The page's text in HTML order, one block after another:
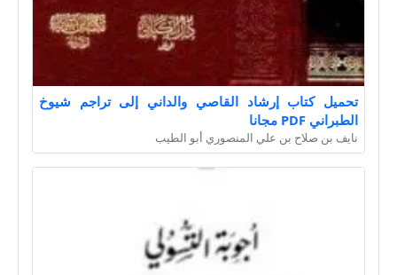
تحميل كتاب إرشاد القاصي والداني إلى تراجم شيوخ
الطبراني PDF مجانا
نايف بن صلاح بن علي المنصوري أبو الطيب